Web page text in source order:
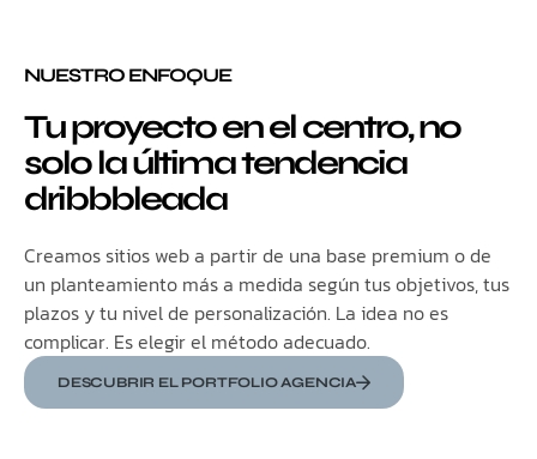
NUESTRO ENFOQUE
Tu proyecto en el centro, no
solo la última tendencia
dribbbleada
Creamos sitios web a partir de una base premium o de
un planteamiento más a medida según tus objetivos, tus
plazos y tu nivel de personalización. La idea no es
complicar. Es elegir el método adecuado.
DESCUBRIR EL PORTFOLIO AGENCIA